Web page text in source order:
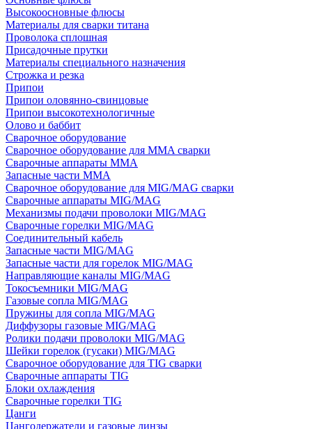
Высокоосновные флюсы
Материалы для сварки титана
Проволока сплошная
Присадочные прутки
Материалы специального назначения
Строжка и резка
Припои
Припои оловянно-свинцовые
Припои высокотехнологичные
Олово и баббит
Сварочное оборудование
Сварочное оборудование для MMA сварки
Сварочные аппараты MMA
Запасные части MMA
Сварочное оборудование для MIG/MAG сварки
Сварочные аппараты MIG/MAG
Механизмы подачи проволоки MIG/MAG
Сварочные горелки MIG/MAG
Соединительный кабель
Запасные части MIG/MAG
Запасные части для горелок MIG/MAG
Направляющие каналы MIG/MAG
Токосъемники MIG/MAG
Газовые сопла MIG/MAG
Пружины для сопла MIG/MAG
Диффузоры газовые MIG/MAG
Ролики подачи проволоки MIG/MAG
Шейки горелок (гусаки) MIG/MAG
Сварочное оборудование для TIG сварки
Сварочные аппараты TIG
Блоки охлаждения
Сварочные горелки TIG
Цанги
Цангодержатели и газовые линзы